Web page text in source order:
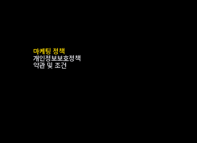
마케팅 정책
개인정보보호정책
약관 및 조건